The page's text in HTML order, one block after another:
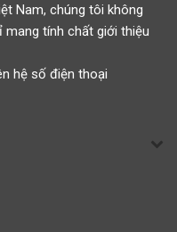
Nam, chúng tôi không
tính chất giới thiệu
hệ số điện thoại